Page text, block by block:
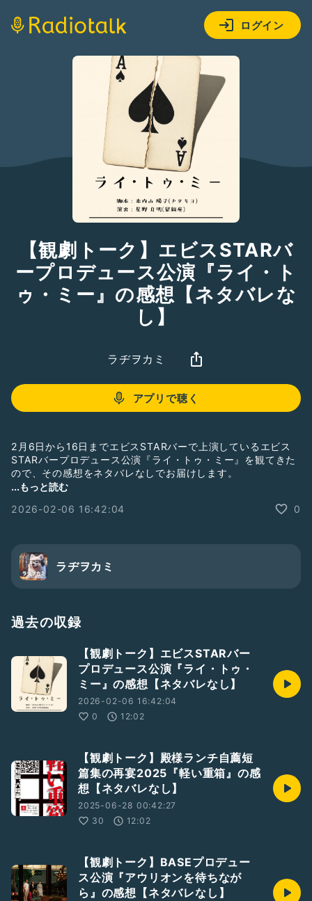
ログイン
【観劇トーク】エビスSTARバ
ープロデュース公演『ライ・ト
ゥ・ミー』の感想【ネタバレな
し】
ラヂヲカミ
アプリで聴く
2月6日から16日までエビスSTARバーで上演しているエビス
STARバープロデュース公演『ライ・トゥ・ミー』を観てきた
ので、その感想をネタバレなしでお届けします。
https://x.com/ebisustarbar_p/status/201385969774978
Song: heal me. - 茶葉のぎか
Music provided by 茶葉のぎかの音屋
...もっと読む
2026-02-06 16:42:04
0
ラヂヲカミ
過去の収録
【観劇トーク】エビスSTARバー
プロデュース公演『ライ・トゥ・
ミー』の感想【ネタバレなし】
2026-02-06 16:42:04
0
12:02
【観劇トーク】殿様ランチ自薦短
篇集の再宴2025『軽い重箱』の感
想【ネタバレなし】
2025-06-28 00:42:27
30
12:02
【観劇トーク】BASEプロデュー
ス公演『アウリオンを待ちなが
ら』の感想【ネタバレなし】